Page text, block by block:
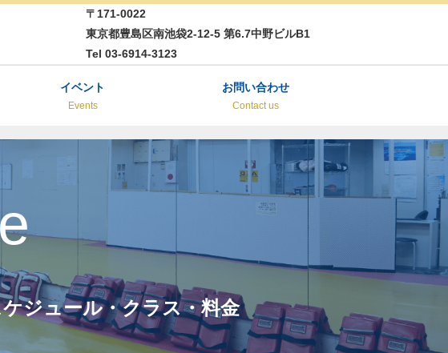
〒171-0022
東京都豊島区南池袋2-12-5 第6.7中野ビルB1
Tel 03-6914-3123
イベント
Events
お問い合わせ
Contact us
ジュール・クラス・料金